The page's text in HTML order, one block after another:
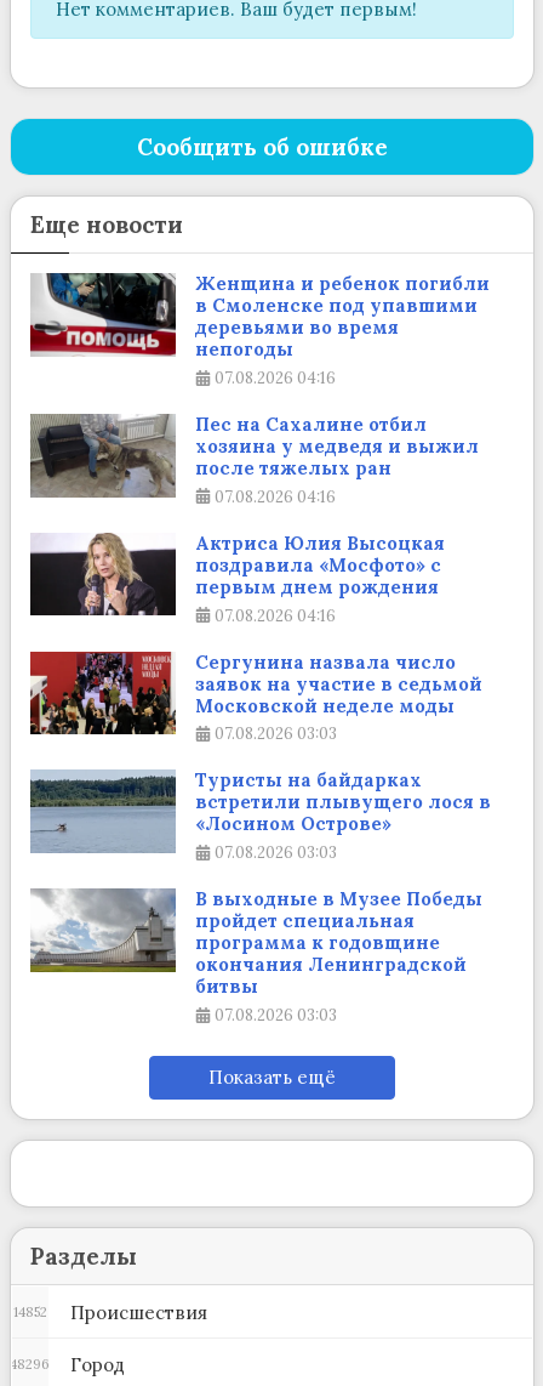
Нет комментариев. Ваш будет первым!
Сообщить об ошибке
Еще новости
Женщина и ребенок погибли
в Смоленске под упавшими
деревьями во время
непогоды
07.08.2026 04:16
Пес на Сахалине отбил
хозяина у медведя и выжил
после тяжелых ран
07.08.2026 04:16
Актриса Юлия Высоцкая
поздравила «Мосфото» с
первым днем рождения
07.08.2026 04:16
Сергунина назвала число
заявок на участие в седьмой
Московской неделе моды
07.08.2026 03:03
Туристы на байдарках
встретили плывущего лося в
«Лосином Острове»
07.08.2026 03:03
В выходные в Музее Победы
пройдет специальная
программа к годовщине
окончания Ленинградской
битвы
07.08.2026 03:03
Показать ещё
Разделы
Происшествия
14852
Город
48296